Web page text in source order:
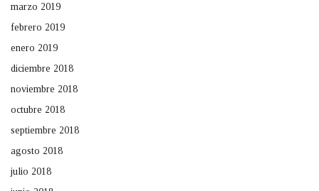
marzo 2019
febrero 2019
enero 2019
diciembre 2018
noviembre 2018
octubre 2018
septiembre 2018
agosto 2018
julio 2018